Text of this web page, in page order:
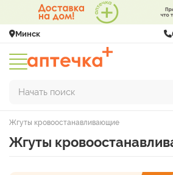
Минск
Начать поиск
Жгуты кровоостанавливающие
Жгуты